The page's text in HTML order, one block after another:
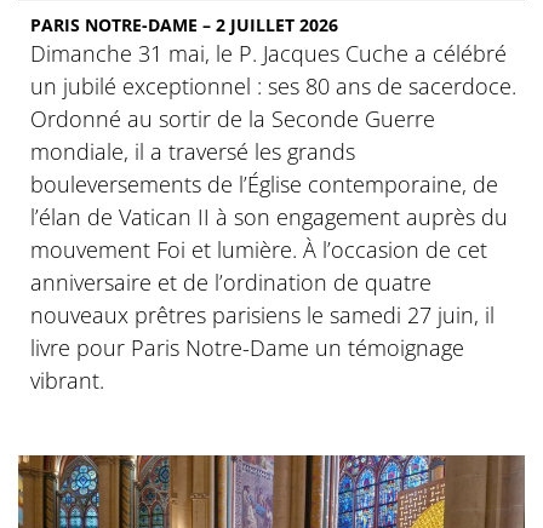
PARIS NOTRE-DAME – 2 JUILLET 2026
Dimanche 31 mai, le P. Jacques Cuche a célébré
un jubilé exceptionnel : ses 80 ans de sacerdoce.
Ordonné au sortir de la Seconde Guerre
mondiale, il a traversé les grands
bouleversements de l’Église contemporaine, de
l’élan de Vatican II à son engagement auprès du
mouvement Foi et lumière. À l’occasion de cet
anniversaire et de l’ordination de quatre
nouveaux prêtres parisiens le samedi 27 juin, il
livre pour Paris Notre-Dame un témoignage
vibrant.